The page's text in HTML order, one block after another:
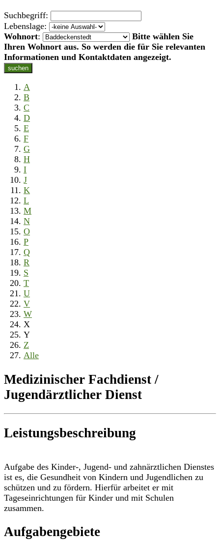
Suchbegriff:
Lebenslage:
Wohnort:
Bitte wählen Sie
Ihren Wohnort aus. So werden die für Sie relevanten
Informationen und Kontaktdaten angezeigt.
suchen
A
B
C
D
E
F
G
H
I
J
K
L
M
N
O
P
Q
R
S
T
U
V
W
X
Y
Z
Alle
Medizinischer Fachdienst /
Jugendärztlicher Dienst
Leistungsbeschreibung
Aufgabe des Kinder-, Jugend- und zahnärztlichen Dienstes
ist es, die Gesundheit von Kindern und Jugendlichen zu
schützen und zu fördern. Hierfür arbeitet er mit
Tageseinrichtungen für Kinder und mit Schulen
zusammen.
Aufgabengebiete